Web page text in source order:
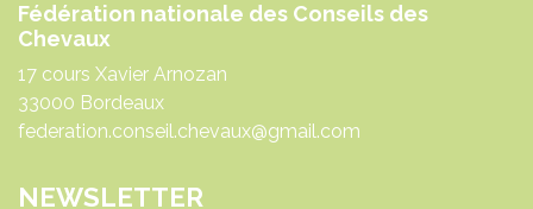
Fédération nationale des Conseils des
Chevaux
17 cours Xavier Arnozan
33000 Bordeaux
federation.conseil.chevaux@gmail.com
NEWSLETTER